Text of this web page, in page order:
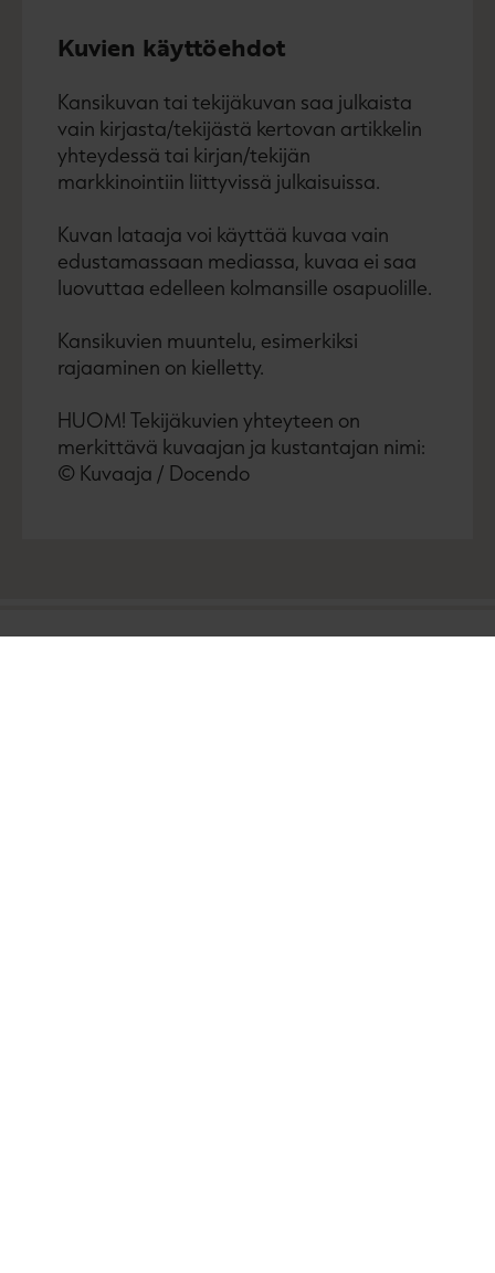
Kuvien käyttöehdot
Kansikuvan tai tekijäkuvan saa julkaista
vain kirjasta/tekijästä kertovan artikkelin
yhteydessä tai kirjan/tekijän
markkinointiin liittyvissä julkaisuissa.
Kuvan lataaja voi käyttää kuvaa vain
edustamassaan mediassa, kuvaa ei saa
luovuttaa edelleen kolmansille osapuolille.
Kansikuvien muuntelu, esimerkiksi
rajaaminen on kielletty.
HUOM! Tekijäkuvien yhteyteen on
merkittävä kuvaajan ja kustantajan nimi:
© Kuvaaja / Docendo